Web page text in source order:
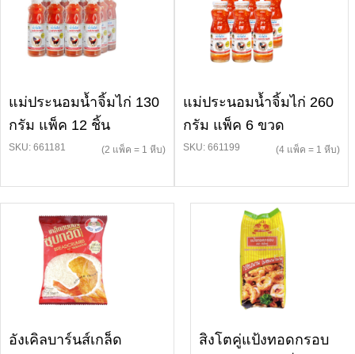
แม่ประนอมน้ำจิ้มไก่ 130
กรัม แพ็ค 12 ชิ้น
SKU: 661181 (2 แพ็ค = 1 หีบ)
แม่ประนอมน้ำจิ้มไก่ 260
กรัม แพ็ค 6 ขวด
SKU: 661199 (4 แพ็ค = 1 หีบ)
อังเคิลบาร์นส์เกล็ด
สิงโตคู่แป้งทอดกรอบ